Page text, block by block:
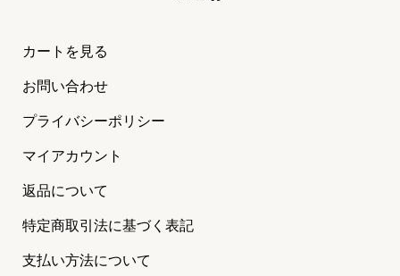
カートを見る
お問い合わせ
プライバシーポリシー
マイアカウント
返品について
特定商取引法に基づく表記
支払い方法について